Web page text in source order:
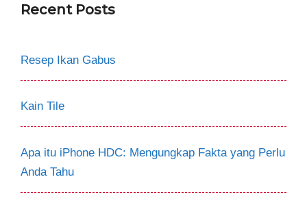
Recent Posts
Resep Ikan Gabus
Kain Tile
Apa itu iPhone HDC: Mengungkap Fakta yang Perlu
Anda Tahu